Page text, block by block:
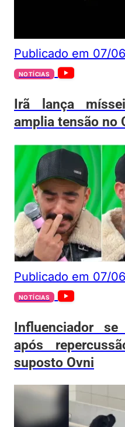
Publicado em 07/
NOTÍCIAS
Irã lança
amplia tensão no
Publicado em 07/
NOTÍCIAS
Influenciador
após
suposto Ovni